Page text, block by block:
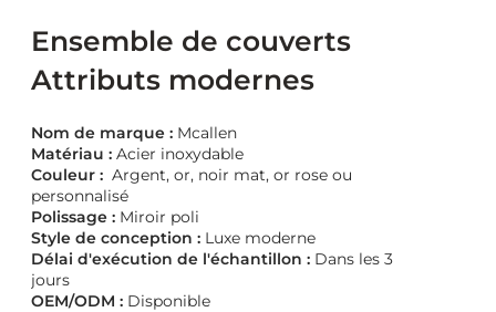
Ensemble de couverts
Attributs modernes
Nom de marque : Mcallen
Matériau : Acier inoxydable
Couleur : Argent, or, noir mat, or rose ou
personnalisé
Polissage : Miroir poli
Style de conception : Luxe moderne
Délai d'exécution de l'échantillon : Dans les 3
jours
OEM/ODM : Disponible